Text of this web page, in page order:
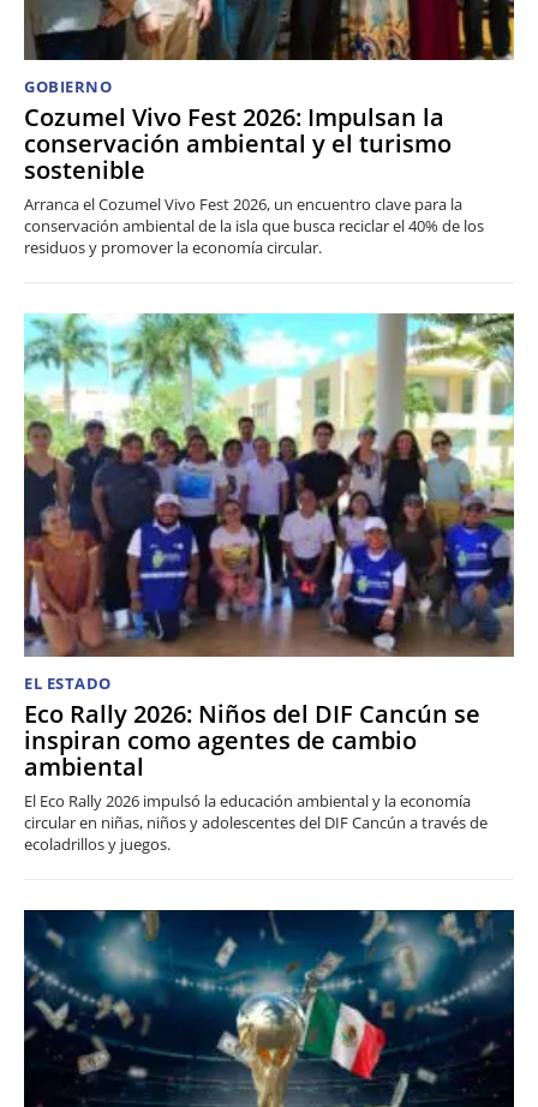
GOBIERNO
Cozumel Vivo Fest 2026: Impulsan la
conservación ambiental y el turismo
sostenible
Arranca el Cozumel Vivo Fest 2026, un encuentro clave para la
conservación ambiental de la isla que busca reciclar el 40% de los
residuos y promover la economía circular.
EL ESTADO
Eco Rally 2026: Niños del DIF Cancún se
inspiran como agentes de cambio
ambiental
El Eco Rally 2026 impulsó la educación ambiental y la economía
circular en niñas, niños y adolescentes del DIF Cancún a través de
ecoladrillos y juegos.